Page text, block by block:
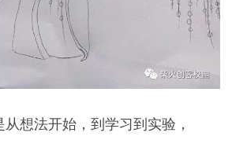
想法开始，到学习到实验，